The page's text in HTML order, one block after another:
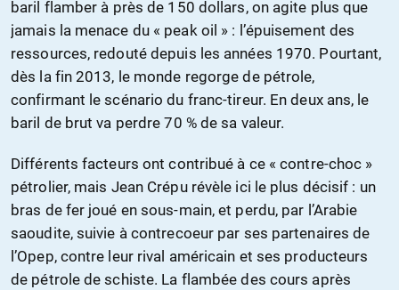
baril flamber à près de 150 dollars, on agite plus que
jamais la menace du « peak oil » : l’épuisement des
ressources, redouté depuis les années 1970. Pourtant,
dès la fin 2013, le monde regorge de pétrole,
confirmant le scénario du franc-tireur. En deux ans, le
baril de brut va perdre 70 % de sa valeur.
Différents facteurs ont contribué à ce « contre-choc »
pétrolier, mais Jean Crépu révèle ici le plus décisif : un
bras de fer joué en sous-main, et perdu, par l’Arabie
saoudite, suivie à contrecoeur par ses partenaires de
l’Opep, contre leur rival américain et ses producteurs
de pétrole de schiste. La flambée des cours après